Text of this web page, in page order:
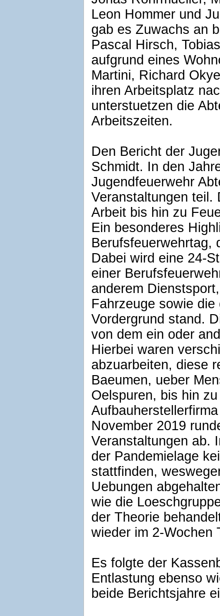
Leon Hommer und
gab es Zuwachs an
Pascal Hirsch,
aufgrund eines
Martini, Richard
ihren Arbeitsplatz
unterstuetzen die
Arbeitszeiten.
Den Bericht der
Schmidt. In den
Jugendfeuerwehr
Veranstaltungen teil.
Arbeit bis hin zu
Ein besonderes
Berufsfeuerwehrtag,
Dabei wird eine 24-
einer
anderem
Fahrzeuge sowie die
Vordergrund stand.
von dem ein oder
Hierbei waren
abzuarbeiten, diese
Baeumen, ueber
Oelspuren, bis hin
November 2019
Veranstaltungen ab.
der Pandemielage
stattfinden,
Uebungen
wie die
der Theorie
wieder im 2-Wochen
Es folgte der
Entlastung ebenso
beide Berichtsjahre